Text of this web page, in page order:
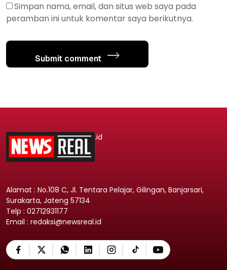
Simpan nama, email, dan situs web saya pada
peramban ini untuk komentar saya berikutnya.
Submit comment
.id
Alamat : No.108 C, Jl. Tentara Pelajar, Gilingan, Banjarsari,
Surakarta, Jateng 57134
Telp : 02712931177
Email : redaksi@newsreal.id